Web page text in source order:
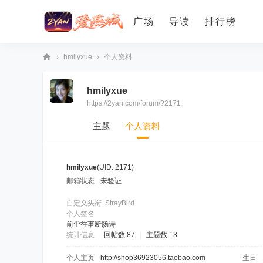
广场 导读 排行榜
燕
› hmilyxue › 个人资料
hmilyxue
https://2yan.com/forum/?2171
主题 个人资料
hmilyxue(UID: 2171)
邮箱状态
未验证
自定义头衔 StrayBird
个人签名
前尘往事断肠诗
统计信息
回帖数 87 主题数 13
个人主页 http://shop36923056.taobao.com 生日